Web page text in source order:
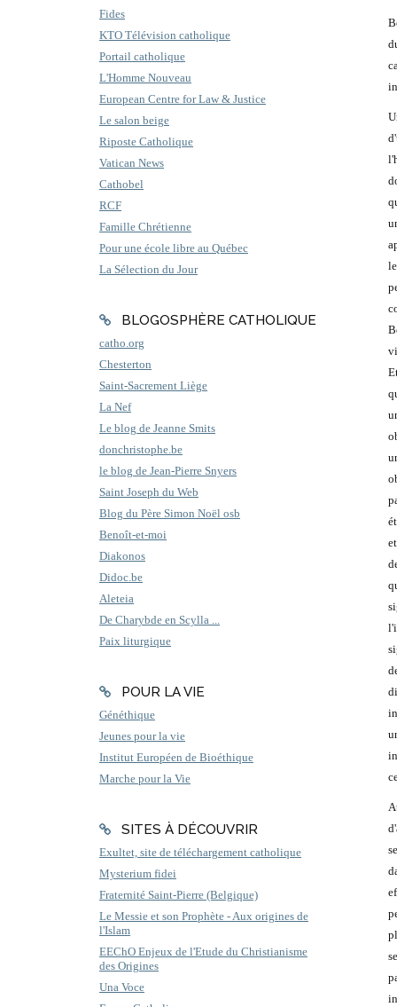
Fides
KTO Télévision catholique
Portail catholique
L'Homme Nouveau
European Centre for Law & Justice
Le salon beige
Riposte Catholique
Vatican News
Cathobel
RCF
Famille Chrétienne
Pour une école libre au Québec
La Sélection du Jour
BLOGOSPHÈRE CATHOLIQUE
catho.org
Chesterton
Saint-Sacrement Liège
La Nef
Le blog de Jeanne Smits
donchristophe.be
le blog de Jean-Pierre Snyers
Saint Joseph du Web
Blog du Père Simon Noël osb
Benoît-et-moi
Diakonos
Didoc.be
Aleteia
De Charybde en Scylla ...
Paix liturgique
POUR LA VIE
Généthique
Jeunes pour la vie
Institut Européen de Bioéthique
Marche pour la Vie
SITES À DÉCOUVRIR
Exultet, site de téléchargement catholique
Mysterium fidei
Fraternité Saint-Pierre (Belgique)
Le Messie et son Prophète - Aux origines de
l'Islam
EEChO Enjeux de l'Etude du Christianisme
des Origines
Una Voce